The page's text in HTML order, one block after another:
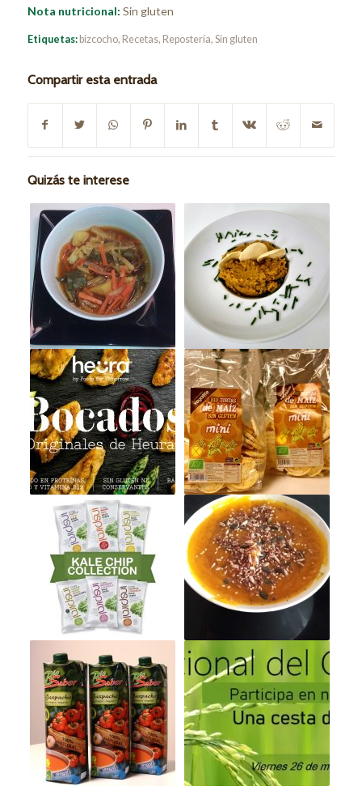
Nota nutricional: Sin gluten
Etiquetas: bizcocho, Recetas, Repostería, Sin gluten
Compartir esta entrada
Quizás te interese